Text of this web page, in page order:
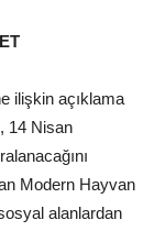
ilişkin açıklama
, 14 Nisan
Modern Hayvan
alanlardan